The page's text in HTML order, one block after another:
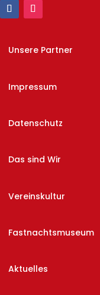
Unsere Partner
Impressum
Datenschutz
Das sind Wir
Vereinskultur
Fastnachtsmuseum
Aktuelles